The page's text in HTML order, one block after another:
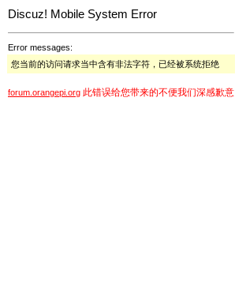
Discuz! Mobile System Error
Error messages:
您当前的访问请求当中含有非法字符，已经被系统拒绝
forum.orangepi.org 此错误给您带来的不便我们深感歉意